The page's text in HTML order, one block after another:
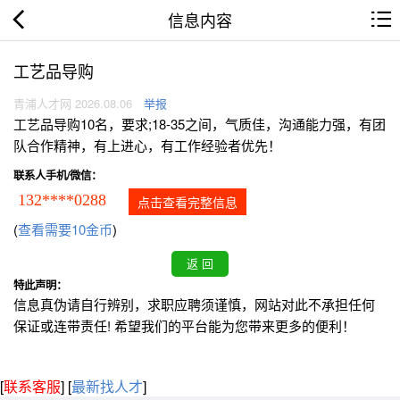
信息内容
工艺品导购
青浦人才网 2026.08.06 举报
工艺品导购10名，要求;18-35之间，气质佳，沟通能力强，有团
队合作精神，有上进心，有工作经验者优先！
联系人手机/微信：
132****0288 点击查看完整信息
(查看需要10金币)
特此声明：
信息真伪请自行辨别，求职应聘须谨慎，网站对此不承担任何
保证或连带责任! 希望我们的平台能为您带来更多的便利！
[联系客服] [最新找人才]